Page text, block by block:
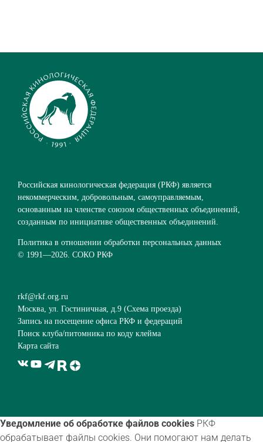
Российская кинологическая федерация (РКФ) является
некоммерческим, добровольным, самоуправляемым,
основанным на членстве союзом общественных объединений,
созданным по инициативе общественных объединений.
Политика в отношении обработки персональных данных
© 1991—2026. СОКО РКФ
rkf@rkf.org.ru
Москва, ул. Гостиничная, д.9 (Схема проезда)
Запись на посещение офиса РКФ и федераций
Поиск клуба/питомника по коду клейма
Карта сайта
Уведомление об обработке файлов cookies РКФ
обрабатывает файлы cookies. Они помогают нам делать